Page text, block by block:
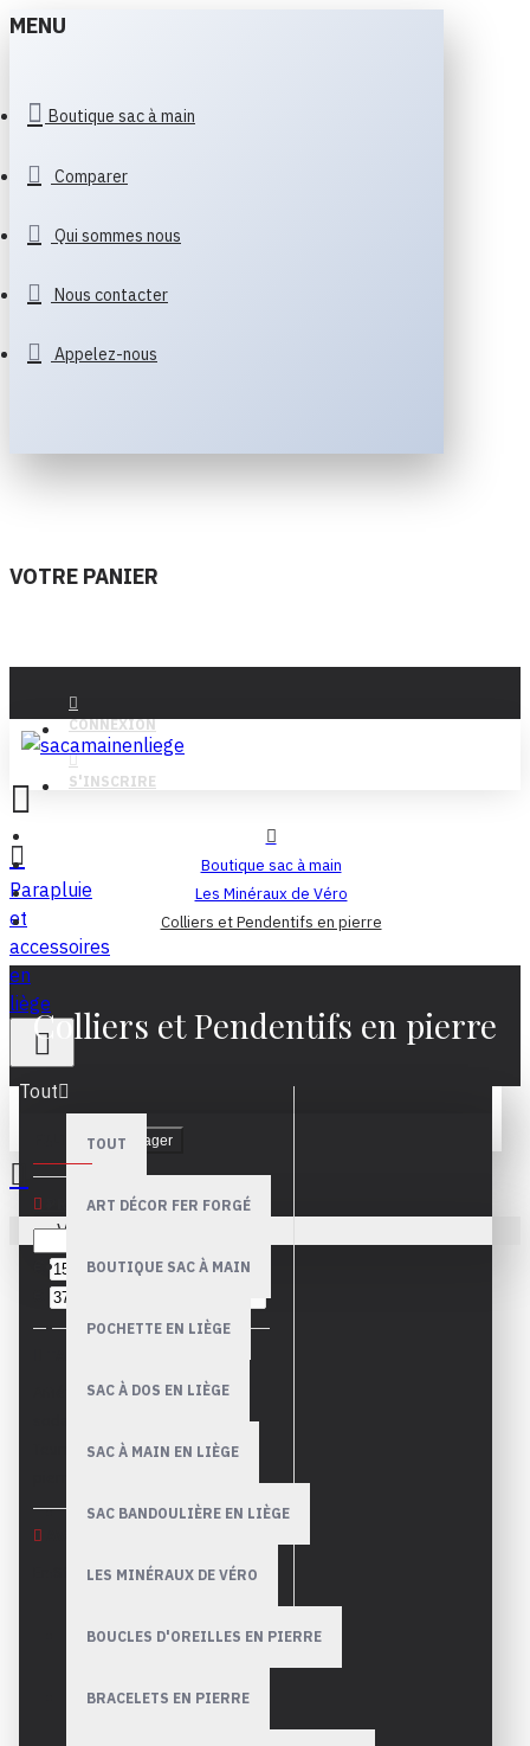
MENU
Boutique sac à main
Comparer
Qui sommes nous
Nous contacter
Appelez-nous
VOTRE PANIER
CONNEXION
S'INSCRIRE
Parapluie
et
accessoires
en
liège
Tout
TOUT
ART DÉCOR FER FORGÉ
BOUTIQUE SAC À MAIN
POCHETTE EN LIÈGE
SAC À DOS EN LIÈGE
SAC À MAIN EN LIÈGE
SAC BANDOULIÈRE EN LIÈGE
LES MINÉRAUX DE VÉRO
BOUCLES D'OREILLES EN PIERRE
BRACELETS EN PIERRE
Votre panier est vide !
Boutique sac à main
Les Minéraux de Véro
Colliers et Pendentifs en pierre
Colliers et Pendentifs en pierre
FILTRE Dégager
AméthysteCoeur Coeur en
Tourmaline noirependentif
En Stock En rupture de stock